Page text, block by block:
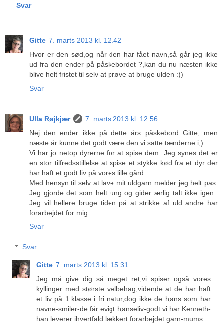
Svar
Gitte 7. marts 2013 kl. 12.42
Hvor er den sød,og når den har fået navn,så går jeg ikke
ud fra den ender på påskebordet ?,kan du nu næsten ikke
blive helt fristet til selv at prøve at bruge ulden :))
Svar
Ulla Røjkjær
7. marts 2013 kl. 12.56
Nej den ender ikke på dette års påskebord Gitte, men
næste år kunne det godt være den vi satte tænderne i;)
Vi har jo netop dyrerne for at spise dem. Jeg synes det er
en stor tilfredsstillelse at spise et stykke kød fra et dyr der
har haft et godt liv på vores lille gård.
Med hensyn til selv at lave mit uldgarn melder jeg helt pas.
Jeg gjorde det som helt ung og gider ærlig talt ikke igen..
Jeg vil hellere bruge tiden på at strikke af uld andre har
forarbejdet for mig.
Svar
Svar
Gitte 7. marts 2013 kl. 15.31
Jeg må give dig så meget ret,vi spiser også vores
kyllinger med største velbehag,vidende at de har haft
et liv på 1.klasse i fri natur,dog ikke de høns som har
navne-smiler-de får evigt hønseliv-godt vi har Kenneth-
han leverer ihvertfald lækkert forarbejdet garn-mums